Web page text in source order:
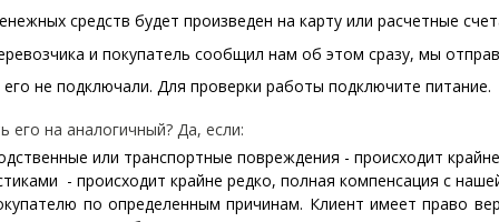
средств будет произведен на карту или расчетные
и покупатель сообщил нам об этом сразу, мы
не подключали. Для проверки работы подключите питание.
его на аналогичный? Да, если:
или транспортные повреждения - происходит
- происходит крайне редко, полная компенсация с
по определенным причинам. Клиент имеет право